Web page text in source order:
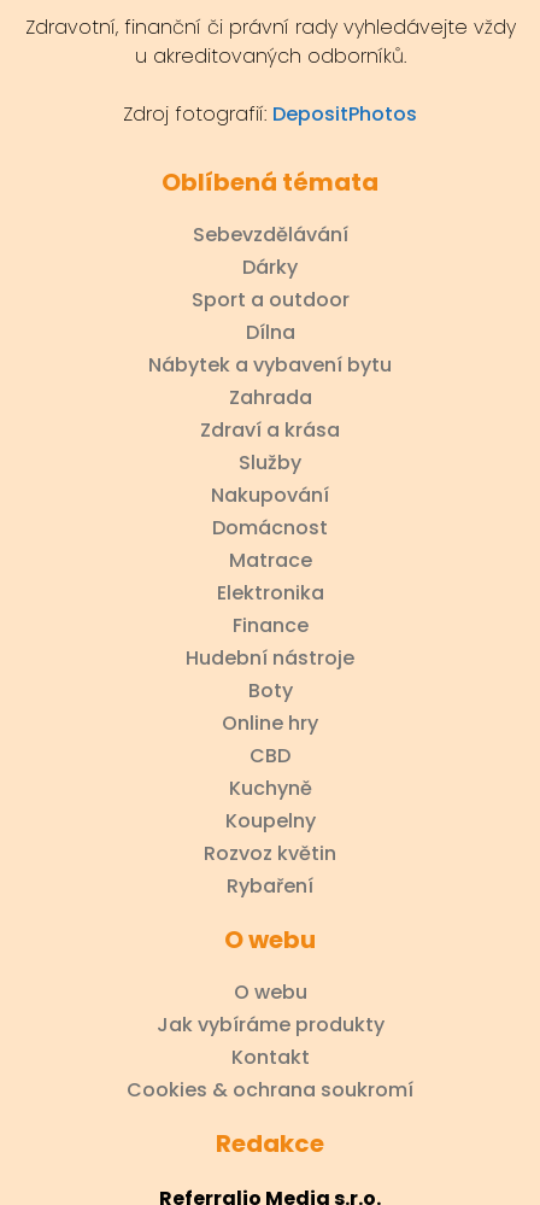
Zdravotní, finanční či právní rady vyhledávejte vždy
u akreditovaných odborníků.
Zdroj fotografií: DepositPhotos
Oblíbená témata
Sebevzdělávání
Dárky
Sport a outdoor
Dílna
Nábytek a vybavení bytu
Zahrada
Zdraví a krása
Služby
Nakupování
Domácnost
Matrace
Elektronika
Finance
Hudební nástroje
Boty
Online hry
CBD
Kuchyně
Koupelny
Rozvoz květin
Rybaření
O webu
O webu
Jak vybíráme produkty
Kontakt
Cookies & ochrana soukromí
Redakce
Referralio Media s.r.o.